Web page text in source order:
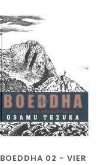
BOEDDHA 02 - VIER